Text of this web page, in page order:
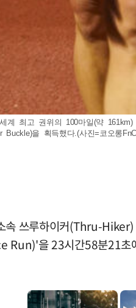
계 최고 권위의 100마일(약
을 획득했다.(사진=코오롱
쓰루하이커(Thru-
을 23시간58분21초